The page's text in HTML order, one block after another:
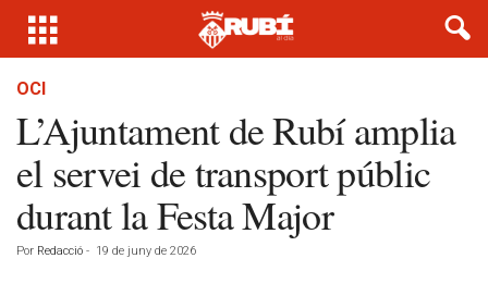
OCI
L’Ajuntament de Rubí amplia
el servei de transport públic
durant la Festa Major
Por Redacció - 19 de juny de 2026